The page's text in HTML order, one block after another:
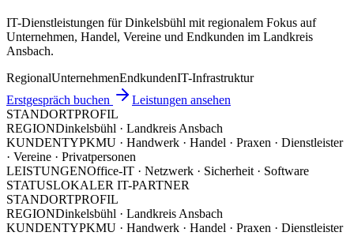
IT-Dienstleistungen für Dinkelsbühl mit regionalem Fokus auf
Unternehmen, Handel, Vereine und Endkunden im Landkreis
Ansbach.
RegionalUnternehmenEndkundenIT-Infrastruktur
Erstgespräch buchen
Leistungen ansehen
STANDORTPROFIL
REGIONDinkelsbühl · Landkreis Ansbach
KUNDENTYPKMU · Handwerk · Handel · Praxen · Dienstleister
· Vereine · Privatpersonen
LEISTUNGENOffice-IT · Netzwerk · Sicherheit · Software
STATUSLOKALER IT-PARTNER
STANDORTPROFIL
REGIONDinkelsbühl · Landkreis Ansbach
KUNDENTYPKMU · Handwerk · Handel · Praxen · Dienstleister